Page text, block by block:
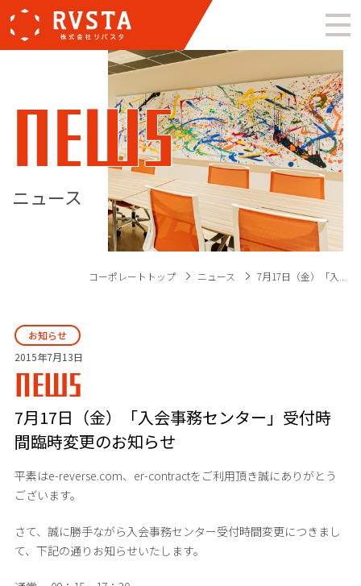
NEWS
ニュース
コーポレートトップ ニュース 7月17日（金）「入...
お知らせ
2015年7月13日
NEWS
7月17日（金）「入会事務センター」受付時
間臨時変更のお知らせ
平素はe-reverse.com、er-contractをご利用頂き誠にありがとう
ございます。
さて、誠に勝手ながら入会事務センター受付時間変更につきまし
て、下記の通りお知らせいたします。